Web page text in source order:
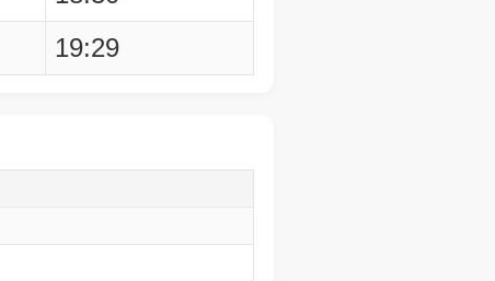
19:29